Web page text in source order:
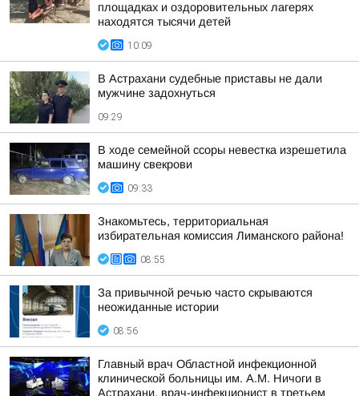
площадках и оздоровительных лагерях
находятся тысячи детей
10:09
В Астрахани судебные приставы не дали
мужчине задохнуться
09:29
В ходе семейной ссоры невестка изрешетила
машину свекрови
09:33
Знакомьтесь, территориальная
избирательная комиссия Лиманского района!
08:55
За привычной речью часто скрываются
неожиданные истории
08:56
Главный врач Областной инфекционной
клинической больницы им. А.М. Ничоги в
Астрахани, врач-инфекционист в третьем